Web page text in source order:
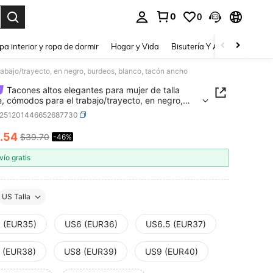
0 0
interior y ropa de dormir Hogar y Vida Bisutería Y Accesorios
trayecto, en negro, burdeos, blanco, tacón ancho
Tacones altos elegantes para mujer de talla
cómodos para el trabajo/trayecto, en negro,
blanco, tacón ancho
AND AVAILABILITY
.54 $39.70 -46%
gratis
US Talla
(EUR35) US6 (EUR36) US6.5 (EUR37)
(EUR38) US8 (EUR39) US9 (EUR40)